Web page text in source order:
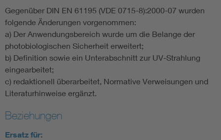
Gegenüber DIN EN 61195 (VDE 0715-8):2000-07 wurden
folgende Änderungen vorgenommen:
a) Der Anwendungsbereich wurde um die Belange der
photobiologischen Sicherheit erweitert;
b) Definition sowie ein Unterabschnitt zur UV-Strahlung
eingearbeitet;
c) redaktionell überarbeitet, Normative Verweisungen und
Literaturhinweise ergänzt.
Beziehungen
Ersatz für: